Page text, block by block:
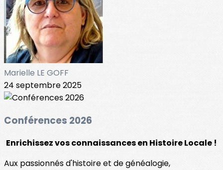
Marielle LE GOFF
24 septembre 2025
Conférences 2026
Enrichissez vos connaissances en Histoire Locale !
Aux passionnés d'histoire et de généalogie,